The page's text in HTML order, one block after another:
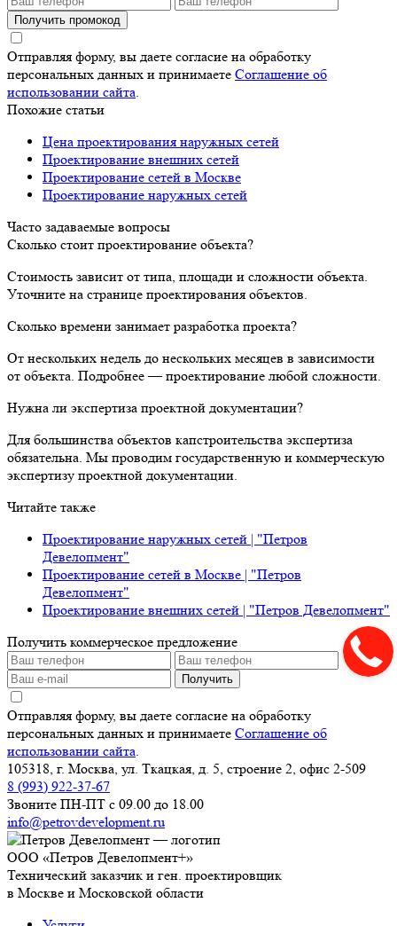
Получить промокод
Отправляя форму, вы даете согласие на обработку
персональных данных и принимаете Соглашение об
использовании сайта
Похожие статьи
Цена проектирования наружных сетей
Проектирование внешних сетей
Проектирование сетей в Москве
Проектирование наружных сетей
Часто задаваемые вопросы
Сколько стоит проектирование объекта?
Стоимость зависит от типа, площади и сложности объекта.
Уточните на странице проектирования объектов.
Сколько времени занимает разработка проекта?
От нескольких недель до нескольких месяцев в зависимости
от объекта. Подробнее — проектирование любой сложности.
Нужна ли экспертиза проектной документации?
Для большинства объектов капстроительства экспертиза
обязательна. Мы проводим государственную и коммерческую
экспертизу проектной документации.
Читайте также
Проектирование наружных сетей | "Петров
Девелопмент"
Проектирование сетей в Москве | "Петров
Девелопмент"
Проектирование внешних сетей | "Петров Девелопмент"
Получить коммерческое предложение
Получить
Отправляя форму, вы даете согласие на обработку
персональных данных и принимаете Соглашение об
использовании сайта
105318, г. Москва, ул. Ткацкая, д. 5, строение 2, офис 2-509
8 (993) 922-37-67
Звоните ПН-ПТ с 09.00 до 18.00
info@petrovdevelopment.ru
ООО «Петров Девелопмент+»
Технический заказчик и ген. проектировщик
в Москве и Московской области